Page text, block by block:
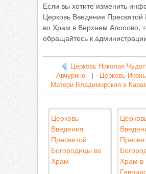
Если вы хотите изменить
Церковь Введения Пресвятой
во Храм в Верхнем Алопово,
обращайтесь к
Церковь Николая
Авчурино
Церковь
Матери Владимирская в
Церковь
Введения
Пресвятой
Богородицы во
Храм
Храм в